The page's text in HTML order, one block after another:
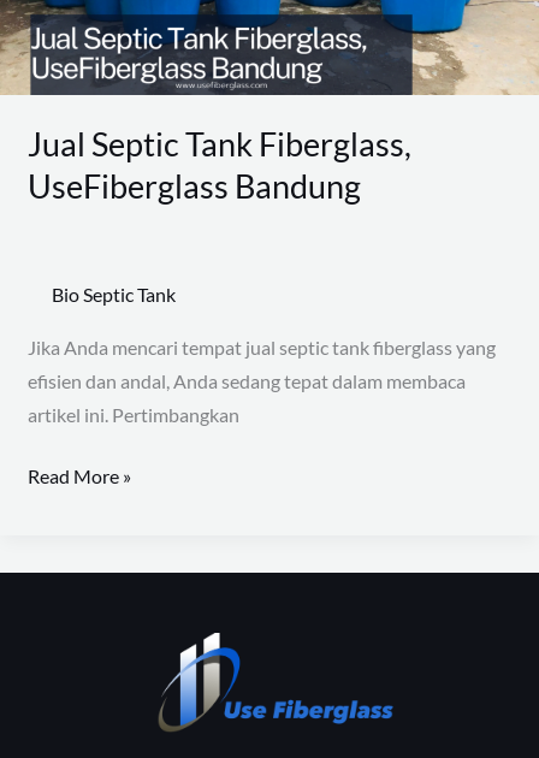
Jual Septic Tank Fiberglass,
UseFiberglass Bandung
Bio Septic Tank
Jika Anda mencari tempat jual septic tank fiberglass yang
efisien dan andal, Anda sedang tepat dalam membaca
artikel ini. Pertimbangkan
Read More »